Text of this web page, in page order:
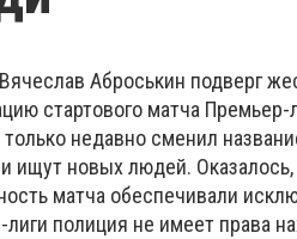
Аброськин подверг
стартового матча
недавно сменил
ищут новых людей.
матча обеспечивали
полиция не имеет права